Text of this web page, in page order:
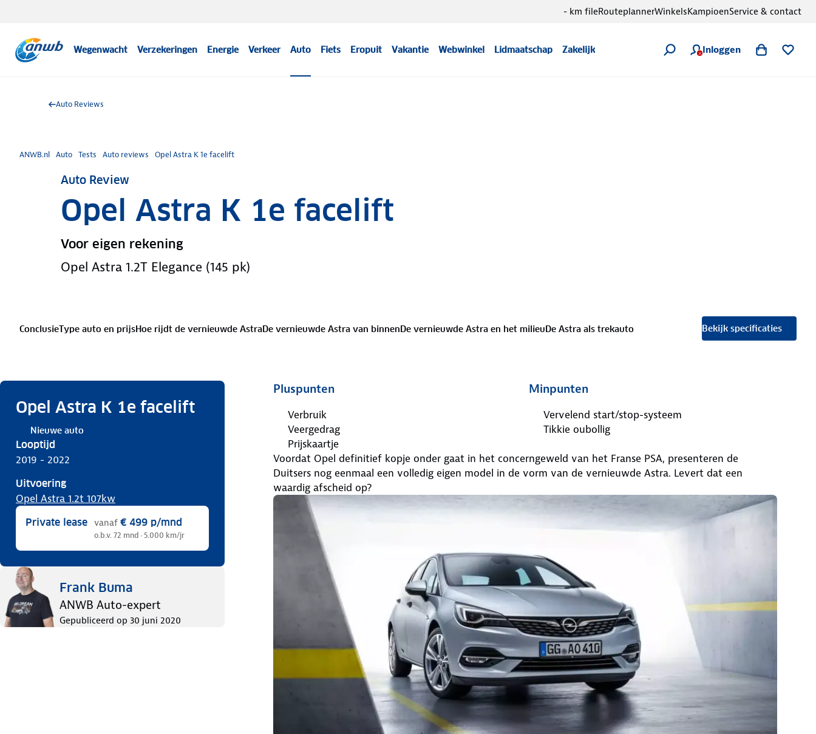
Wegenwacht Verzekeringen Energie Verkeer Auto Fiets Eropuit Vakantie Webwinkel Lidmaatschap Zakelijk Inloggen
- km fileRouteplannerWinkelsKampioenService & contact
Auto Reviews
ANWB.nl Auto Tests Auto reviews Opel Astra K 1e facelift
Auto Review
Opel Astra K 1e facelift
Voor eigen rekening
Opel Astra 1.2T Elegance (145 pk)
ConclusieType auto en prijsHoe rijdt de vernieuwde AstraDe vernieuwde Astra van binnenDe vernieuwde Astra en het milieuDe Astra als trekauto Bekijk specificaties
Opel Astra K 1e facelift
Nieuwe auto
Looptijd
2019 - 2022
Uitvoering
Opel Astra 1.2t 107kw
Private lease vanaf € 499 p/mnd
o.b.v. 72 mnd · 5.000 km/jr
Frank Buma
ANWB Auto-expert
Gepubliceerd op 30 juni 2020
Pluspunten
Verbruik
Veergedrag
Prijskaartje
Minpunten
Vervelend start/stop-systeem
Tikkie oubollig
Voordat Opel definitief kopje onder gaat in het concerngeweld van het Franse PSA, presenteren de
Duitsers nog eenmaal een volledig eigen model in de vorm van de vernieuwde Astra. Levert dat een
waardig afscheid op?